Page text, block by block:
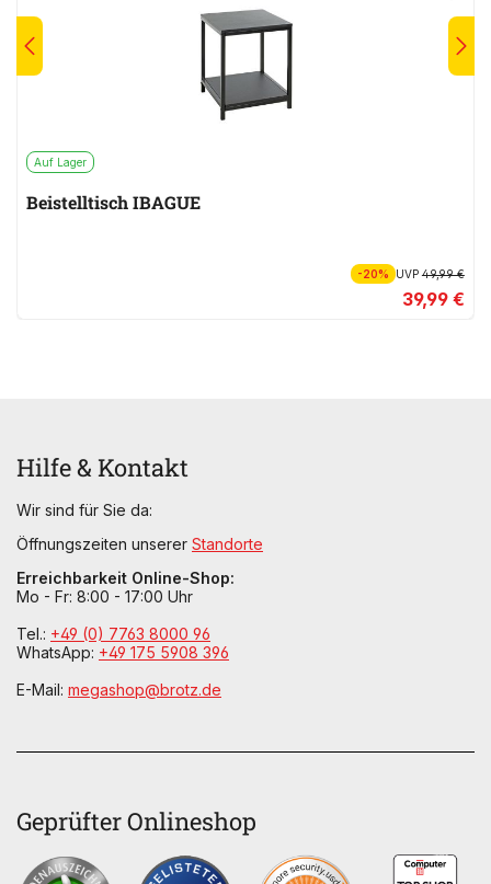
Auf Lager
Beistelltisch IBAGUE
-20% UVP49,99 €
39,99 €
Hilfe & Kontakt
Wir sind für Sie da:
Öffnungszeiten unserer Standorte
Erreichbarkeit Online-Shop:
Mo - Fr: 8:00 - 17:00 Uhr
Tel.: +49 (0) 7763 8000 96
WhatsApp: +49 175 5908 396
E-Mail: megashop@brotz.de
Geprüfter Onlineshop